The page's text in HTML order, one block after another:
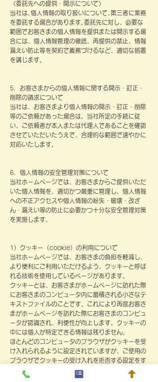
〈委託先への提供・開示について〉
当社は､個人情報の取り扱いについて､第三者に業務
を委託する場合があります｡委託先に対し、必要な
範囲でお客さまの個人情報を提供または開示する場
合には、個人情報管理の徹底、再提供の禁止、情報
漏えい防止等を契約で義務づけるなど、適切な措置
を講じます。
5．お客さまからの個人情報に関する開示・訂正・
削除の請求について
当社は、お客さまより個人情報の開示・訂正・削除
等のご依頼があった場合は、当社所定の手続に従
い、ご依頼者が本人または代理人であることを確認
させていただいたうえで、合理的な範囲で速やかに
対応いたします。
6．個人情報の安全管理対策について
当社ホームページでは、お客さまからご提供いただ
いた個人情報を、適切かつ厳重に管理し、個人情報
への不正アクセスや個人情報の紛失・破壊・改ざ
ん・漏えい等の防止に必要かつ十分な安全管理対策
を実施します。
1）クッキー（cookie）の利用について
当社ホームページでは、お客さまの負担を軽減し、
より便利にご利用いただけるよう、クッキーと呼ば
れる技術を使用しているページがあります。
クッキーとは、お客さまがホームページに訪れた際
にお客さまのコンピュータ内に蓄積される小さなテ
キストファイルのことです。これにより再度お客さ
まがホームページを訪れた際にお客さまのコンピュ
ータが認識され、利便性が向上します。クッキーの
中には個人が特定できる情報は残りません。
ほとんどのコンピュータのブラウザがクッキーを受
け入れられるように設定されていますが、ご使用の
ブラウザでクッキーの受け入れを拒否する設定をす
ることも可能です。但し、その結果、ホームページ
の一部の機能が正常に作動しない場合がありますの